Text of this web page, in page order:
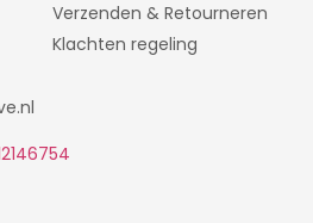
Verzenden & Retourneren
Klachten regeling